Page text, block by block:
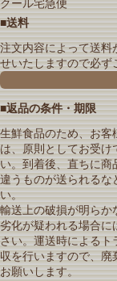
クール宅急便
■送料
注文内容によって送料
せいたしますので必ず
■返品の条件・期限
生鮮食品のため、お客
は、原則としてお受け
い。到着後、直ちに商
違うものが送られるな
い。
輸送上の破損が明らか
劣化が疑われる場合に
さい。運送時によるト
収を行いますので、廃
お願いします。